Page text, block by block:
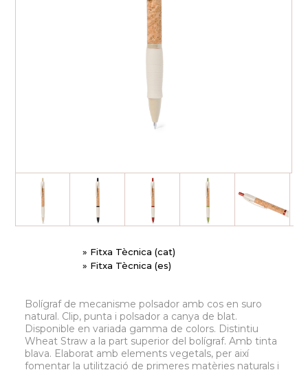
» Fitxa Tècnica (cat)
» Fitxa Tècnica (es)
Bolígraf de mecanisme polsador amb cos en suro
natural. Clip, punta i polsador a canya de blat.
Disponible en variada gamma de colors. Distintiu
Wheat Straw a la part superior del bolígraf. Amb tinta
blava. Elaborat amb elements vegetals, per així
fomentar la utilització de primeres matèries naturals i